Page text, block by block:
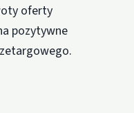
oferty
pozytywne